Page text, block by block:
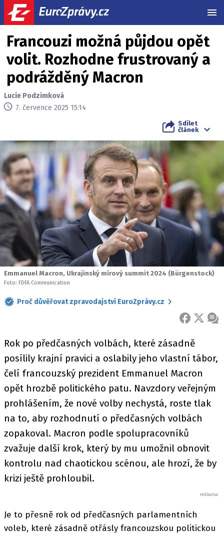
Francouzi možná půjdou opět
volit. Rozhodne frustrovaný a
podrážděný Macron
Lucie Podzimková
7. července 2025 15:14
Sdílet
článek
Emmanuel Macron, Ukrajinský mírový summit 2024 (Bürgenstock)
Foto: FDFA Communication
Proč důvěřovat zpravodajství EuroZprávy.cz
FACEBOOK
X
Rok po předčasných volbách, které zásadně
posílily krajní pravici a oslabily jeho vlastní tábor,
čelí francouzský prezident Emmanuel Macron
opět hrozbě politického patu. Navzdory veřejným
prohlášením, že nové volby nechystá, roste tlak
na to, aby rozhodnutí o předčasných volbách
zopakoval. Macron podle spolupracovníků
zvažuje další krok, který by mu umožnil obnovit
kontrolu nad chaotickou scénou, ale hrozí, že by
krizi ještě prohloubil.
Je to přesně rok od předčasných parlamentních
voleb, které zásadně otřásly francouzskou politickou